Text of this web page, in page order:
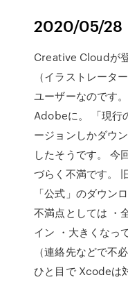
2020/05/28
Creative Cloudが
（イラストレータ
ユーザーなのです
Adobeに。 「現行
ージョンしかダウ
したそうです。 今
づらく不満です。
「公式」のダウン
不満点としては ・
イン ・大きくなっ
（連絡先などで不
ひと目で Xcodeは